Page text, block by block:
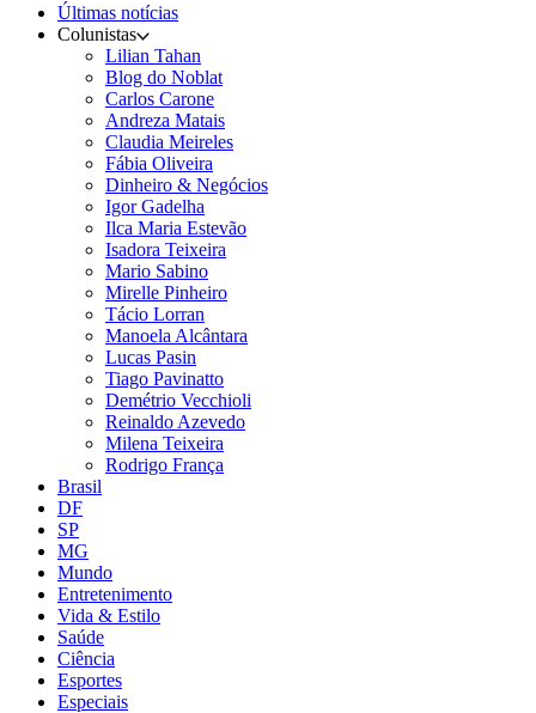
Últimas notícias
Colunistas
Lilian Tahan
Blog do Noblat
Carlos Carone
Andreza Matais
Claudia Meireles
Fábia Oliveira
Dinheiro & Negócios
Igor Gadelha
Ilca Maria Estevão
Isadora Teixeira
Mario Sabino
Mirelle Pinheiro
Tácio Lorran
Manoela Alcântara
Lucas Pasin
Tiago Pavinatto
Demétrio Vecchioli
Reinaldo Azevedo
Milena Teixeira
Rodrigo França
Brasil
DF
SP
MG
Mundo
Entretenimento
Vida & Estilo
Saúde
Ciência
Esportes
Especiais